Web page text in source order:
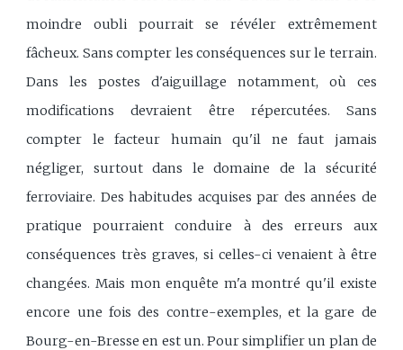
moindre oubli pourrait se révéler extrêmement
fâcheux. Sans compter les conséquences sur le terrain.
Dans les postes d'aiguillage notamment, où ces
modifications devraient être répercutées. Sans
compter le facteur humain qu'il ne faut jamais
négliger, surtout dans le domaine de la sécurité
ferroviaire. Des habitudes acquises par des années de
pratique pourraient conduire à des erreurs aux
conséquences très graves, si celles-ci venaient à être
changées. Mais mon enquête m'a montré qu'il existe
encore une fois des contre-exemples, et la gare de
Bourg-en-Bresse en est un. Pour simplifier un plan de